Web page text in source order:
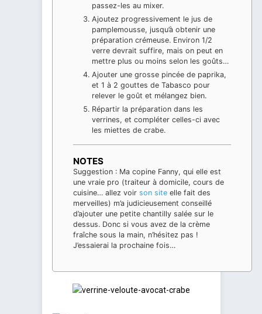
passez-les au mixer.
Ajoutez progressivement le jus de
pamplemousse, jusqu’à obtenir une
préparation crémeuse. Environ 1/2
verre devrait suffire, mais on peut en
mettre plus ou moins selon les goûts…
Ajouter une grosse pincée de paprika,
et 1 à 2 gouttes de Tabasco pour
relever le goût et mélangez bien.
Répartir la préparation dans les
verrines, et compléter celles-ci avec
les miettes de crabe.
NOTES
Suggestion : Ma copine Fanny, qui elle est
une vraie pro (traiteur à domicile, cours de
cuisine… allez voir son site elle fait des
merveilles) m’a judicieusement conseillé
d’ajouter une petite chantilly salée sur le
dessus. Donc si vous avez de la crème
fraîche sous la main, n’hésitez pas !
J’essaierai la prochaine fois…